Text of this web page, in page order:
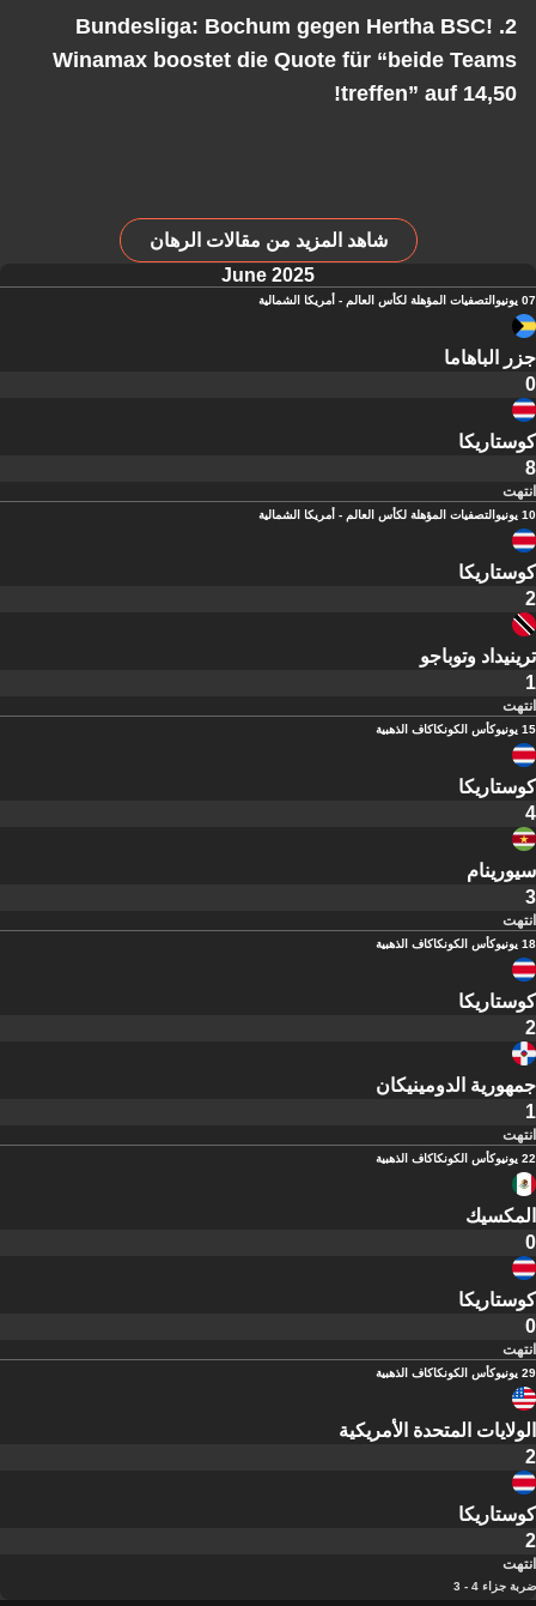
2. Bundesliga: Bochum gegen Hertha BSC!
Winamax boostet die Quote für “beide Teams
treffen” auf 14,50!
شاهد المزيد من مقالات الرهان
June 2025
07 يونيو التصفيات المؤهلة لكأس العالم - أمريكا الشمالية
جزر الباهاما
0
كوستاريكا
8
انتهت
10 يونيو التصفيات المؤهلة لكأس العالم - أمريكا الشمالية
كوستاريكا
2
ترينيداد وتوباجو
1
انتهت
15 يونيو كأس الكونكاكاف الذهبية
كوستاريكا
4
سيورينام
3
انتهت
18 يونيو كأس الكونكاكاف الذهبية
كوستاريكا
2
جمهورية الدومينيكان
1
انتهت
22 يونيو كأس الكونكاكاف الذهبية
المكسيك
0
كوستاريكا
0
انتهت
29 يونيو كأس الكونكاكاف الذهبية
الولايات المتحدة الأمريكية
2
كوستاريكا
2
انتهت
ضربة جزاء 4 - 3